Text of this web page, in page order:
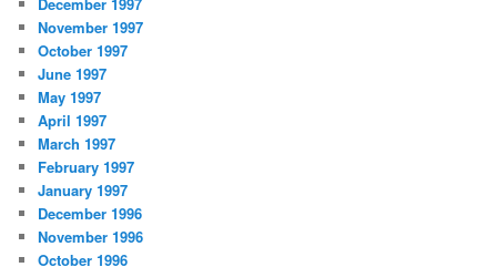
November 1997
October 1997
June 1997
May 1997
April 1997
March 1997
February 1997
January 1997
December 1996
November 1996
October 1996